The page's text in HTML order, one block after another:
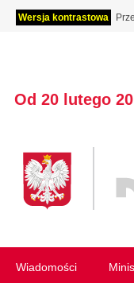
Wersja kontrastowa
Od 20 lutego
Wiadomości